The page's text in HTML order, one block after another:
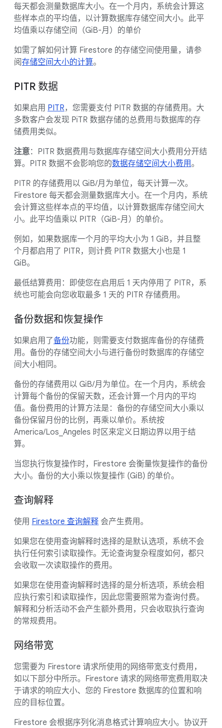
每天都会测量数据库大小。在一个月内，系统会计算这
些样本点的平均值，以计算数据库存储空间大小。此平
均值乘以存储空间（GiB-月）的单价
如需了解如何计算 Firestore 的存储空间使用量，请参
阅存储空间大小的计算。
PITR 数据
如果启用 PITR ，您需要支付 PITR 数据的存储费用。大
多数客户会发现 PiTR 数据存储的总费用与数据库的存
储费用类似。
注意：PITR 数据费用与数据库存储空间大小费用分开结
算。PITR 数据不会影响您的数据存储空间大小费用。
PITR 的存储费用以 GiB/月为单位，每天计算一次。
Firestore 每天都会测量数据库大小。在一个月内，系统
会计算这些样本点的平均值，以计算数据库存储空间大
小。此平均值乘以 PITR（GiB-月）的单价。
例如，如果数据库一个月的平均大小为 1 GiB，并且整
个月都启用了 PITR，则计费 PITR 数据大小也是 1
GiB。
最低结算费用：即使您在启用后 1 天内停用了 PITR，系
统也可能会向您收取最多 1 天的 PITR 存储费用。
备份数据和恢复操作
如果启用了备份功能，则需要支付数据库备份的存储费
用。备份的存储空间大小与进行备份时数据库的存储空
间大小相同。
备份的存储费用以 GiB/月为单位。在一个月内，系统会
计算每个备份的保留天数，还会计算一个月内的平均
值。备份费用的计算方法是：备份的存储空间大小乘以
备份保留月份的比例，再乘以单价。系统按
America/Los_Angeles 时区来定义日期边界以用于结
算。
当您执行恢复操作时，Firestore 会衡量恢复操作的备份
大小。备份的大小乘以恢复操作 (GiB) 的单价。
查询解释
使用 Firestore 查询解释 会产生费用。
如果您在使用查询解释时选择的是默认选项，系统不会
执行任何索引读取操作。无论查询复杂程度如何，都只
会收取一次读取操作的费用。
如果您在使用查询解释时选择的是分析选项，系统会相
应执行索引和读取操作，因此您需要照常为查询付费。
解释和分析活动不会产生额外费用，只会收取执行查询
的常规费用。
网络带宽
您需要为 Firestore 请求所使用的网络带宽支付费用，
如以下部分中所示。Firestore 请求的网络带宽费用取决
于请求的响应大小、您的 Firestore 数据库的位置和响
应的目标位置。
Firestore 会根据序列化消息格式计算响应大小。协议开